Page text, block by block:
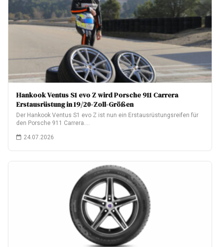
Hankook Ventus S1 evo Z wird Porsche 911 Carrera
Erstausrüstung in 19/20-Zoll-Größen
Der Hankook Ventus S1 evo Z ist nun ein Erstausrüstungsreifen für
den Porsche 911 Carrera.…
24.07.2026